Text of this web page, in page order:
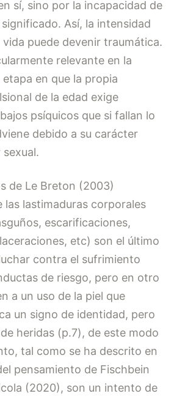
sí, sino por la incapacidad de
Así, la intensidad
puede devenir traumática.
relevante en la
en que la propia
de la edad exige
psíquicos que si fallan lo
debido a su carácter
de Le Breton (2003)
las lastimaduras corporales
escarificaciones,
etc) son el último
contra el sufrimiento
de riesgo, pero en otro
a un uso de la piel que
un signo de identidad, pero
heridas (p.7), de este modo
tal como se ha descrito en
pensamiento de Fischbein
(2020), son un intento de